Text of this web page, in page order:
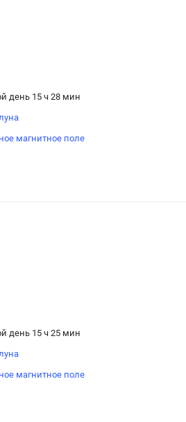
день 15 ч 28 мин
магнитное поле
день 15 ч 25 мин
магнитное поле